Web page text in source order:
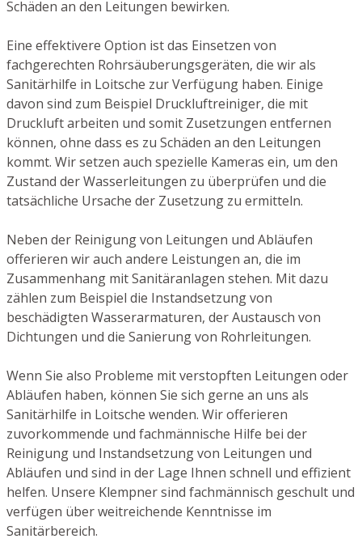
Schäden an den Leitungen bewirken.
Eine effektivere Option ist das Einsetzen von
fachgerechten Rohrsäuberungsgeräten, die wir als
Sanitärhilfe in Loitsche zur Verfügung haben. Einige
davon sind zum Beispiel Druckluftreiniger, die mit
Druckluft arbeiten und somit Zusetzungen entfernen
können, ohne dass es zu Schäden an den Leitungen
kommt. Wir setzen auch spezielle Kameras ein, um den
Zustand der Wasserleitungen zu überprüfen und die
tatsächliche Ursache der Zusetzung zu ermitteln.
Neben der Reinigung von Leitungen und Abläufen
offerieren wir auch andere Leistungen an, die im
Zusammenhang mit Sanitäranlagen stehen. Mit dazu
zählen zum Beispiel die Instandsetzung von
beschädigten Wasserarmaturen, der Austausch von
Dichtungen und die Sanierung von Rohrleitungen.
Wenn Sie also Probleme mit verstopften Leitungen oder
Abläufen haben, können Sie sich gerne an uns als
Sanitärhilfe in Loitsche wenden. Wir offerieren
zuvorkommende und fachmännische Hilfe bei der
Reinigung und Instandsetzung von Leitungen und
Abläufen und sind in der Lage Ihnen schnell und effizient
helfen. Unsere Klempner sind fachmännisch geschult und
verfügen über weitreichende Kenntnisse im
Sanitärbereich.